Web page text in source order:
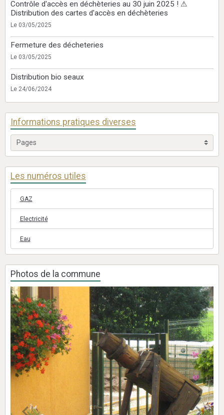
Contrôle d'accès en déchèteries au 30 juin 2025 ! ⚠
Distribution des cartes d'accès en déchèteries
Le 03/05/2025
Fermeture des décheteries
Le 03/05/2025
Distribution bio seaux
Le 24/06/2024
Informations pratiques diverses
Les numéros utiles
GAZ
Electricité
Eau
Photos de la commune